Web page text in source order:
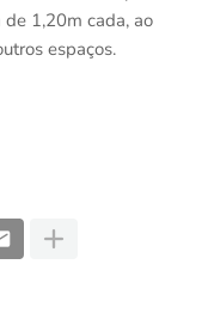
1,20m cada, ao
espaços.